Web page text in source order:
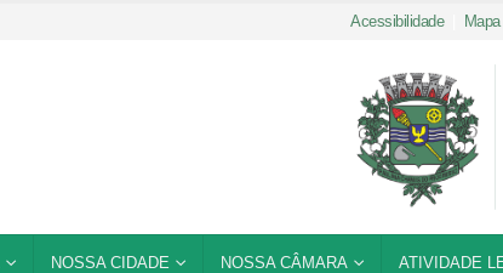
Acessibilidade|
NOSSA CIDADE NOSSA CÂMARA ATIVIDADE